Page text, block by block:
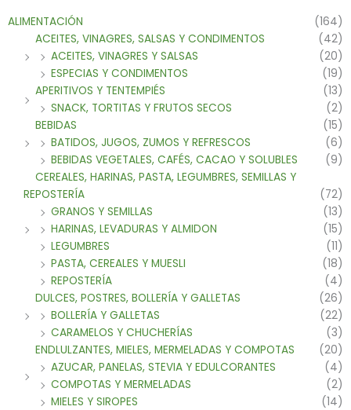
ALIMENTACIÓN
(164)
ACEITES, VINAGRES, SALSAS Y CONDIMENTOS
(42)
ACEITES, VINAGRES Y SALSAS
(20)
ESPECIAS Y CONDIMENTOS
(19)
APERITIVOS Y TENTEMPIÉS
(13)
SNACK, TORTITAS Y FRUTOS SECOS
(2)
BEBIDAS
(15)
BATIDOS, JUGOS, ZUMOS Y REFRESCOS
(6)
BEBIDAS VEGETALES, CAFÉS, CACAO Y SOLUBLES
(9)
CEREALES, HARINAS, PASTA, LEGUMBRES, SEMILLAS Y
REPOSTERÍA
(72)
GRANOS Y SEMILLAS
(13)
HARINAS, LEVADURAS Y ALMIDON
(15)
LEGUMBRES
(11)
PASTA, CEREALES Y MUESLI
(18)
REPOSTERÍA
(4)
DULCES, POSTRES, BOLLERÍA Y GALLETAS
(26)
BOLLERÍA Y GALLETAS
(22)
CARAMELOS Y CHUCHERÍAS
(3)
ENDLULZANTES, MIELES, MERMELADAS Y COMPOTAS
(20)
AZUCAR, PANELAS, STEVIA Y EDULCORANTES
(4)
COMPOTAS Y MERMELADAS
(2)
MIELES Y SIROPES
(14)